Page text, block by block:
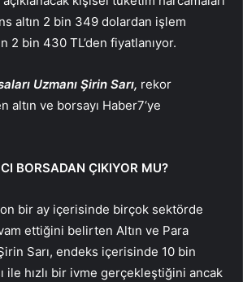
altın 2 bin 349 dolardan işlem
2 bin 430 TL’den fiyatlanıyor.
Uzmanı Şirin Sarı, rekor
altın ve borsayı Haber7‘ye
BORSADAN ÇIKIYOR MU?
bir ay içerisinde birçok sektörde
ettiğini belirten Altın ve Para
Sarı, endeks içerisinde 10 bin
ile hızlı bir ivme gerçekleştiğini ancak